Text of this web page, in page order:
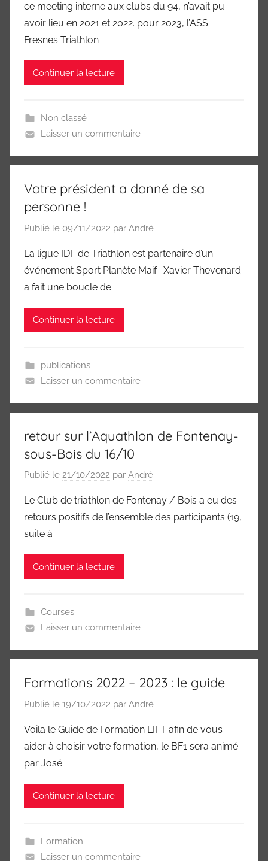
ce meeting interne aux clubs du 94, n’avait pu
avoir lieu en 2021 et 2022. pour 2023, l’ASS
Fresnes Triathlon
Continuer la lecture
Non classé
Laisser un commentaire
Votre président a donné de sa
personne !
Publié le 09/11/2022 par André
La ligue IDF de Triathlon est partenaire d’un
événement Sport Planète Maif : Xavier Thevenard
a fait une boucle de
Continuer la lecture
publications
Laisser un commentaire
retour sur l’Aquathlon de Fontenay-
sous-Bois du 16/10
Publié le 21/10/2022 par André
Le Club de triathlon de Fontenay / Bois a eu des
retours positifs de l’ensemble des participants (19,
suite à
Continuer la lecture
Courses
Laisser un commentaire
Formations 2022 – 2023 : le guide
Publié le 19/10/2022 par André
Voila le Guide de Formation LIFT afin de vous
aider à choisir votre formation, le BF1 sera animé
par José
Continuer la lecture
Formation
Laisser un commentaire